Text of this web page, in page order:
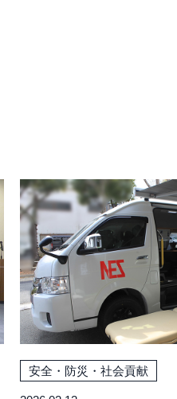
安全・防災・社会貢献